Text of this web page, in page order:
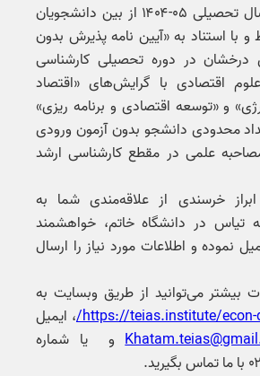
دانشگاه خاتم در سال تحصیلی ۰۵-۱۴۰۴ از بین دانشجویان
و با استناد به «آیین نامه پذیرش بدون
درخشان در دوره تحصیلی کارشناسی
اقتصادی با گرایش‌های «اقتصاد
و «توسعه اقتصادی و برنامه ریزی»
محدودی دانشجو بدون آزمون ورودی
علمی در مقطع کارشناسی ارشد
خرسندی از علاقه‌مندی شما به
تیاس در دانشگاه خاتم، خواهشمند
نموده و اطلاعات مورد نیاز را ارسال
می‌توانید از طریق وبسایت به
https://teias.institute/econ- ، ایمیل
و یا شماره